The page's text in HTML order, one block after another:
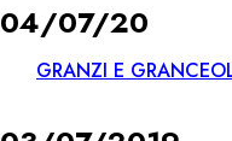
04/07/20
GRANZI E